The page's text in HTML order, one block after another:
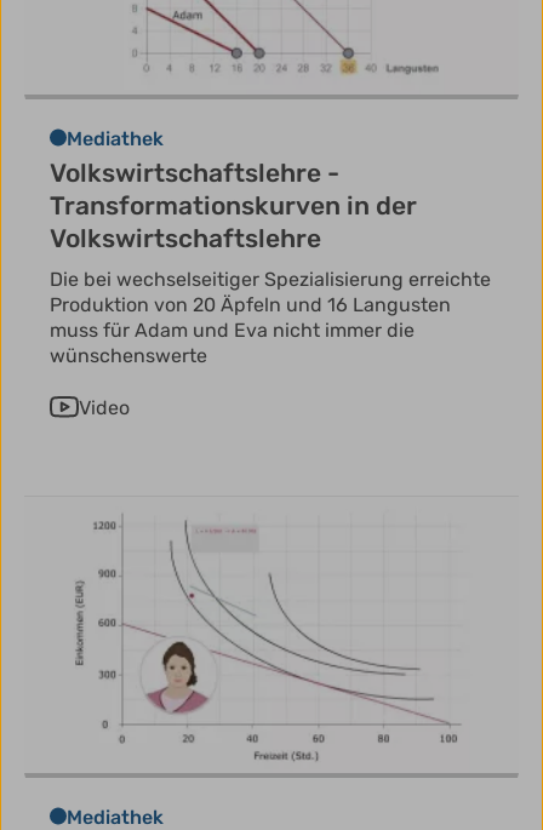
Mediathek
Volkswirtschaftslehre -
Transformationskurven in der
Volkswirtschaftslehre
Die bei wechselseitiger Spezialisierung erreichte
Produktion von 20 Äpfeln und 16 Langusten
muss für Adam und Eva nicht immer die
wünschenswerte
Video
Mediathek